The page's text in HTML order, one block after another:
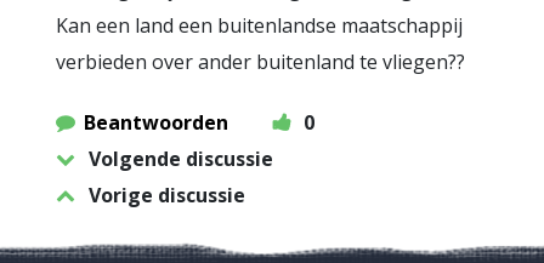
Kan een land een buitenlandse maatschappij
verbieden over ander buitenland te vliegen??
Beantwoorden
0
Volgende discussie
Vorige discussie